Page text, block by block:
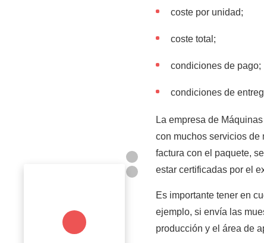
coste por unidad;
coste total;
condiciones de pago;
condiciones de
La empresa de
con muchos servicios de
factura con el paquete,
estar certificadas por el
Es importante tener en
ejemplo, si envía las
producción y el área de